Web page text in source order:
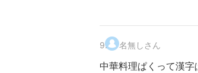
9. 名無しさん
中華料理ぱくって漢